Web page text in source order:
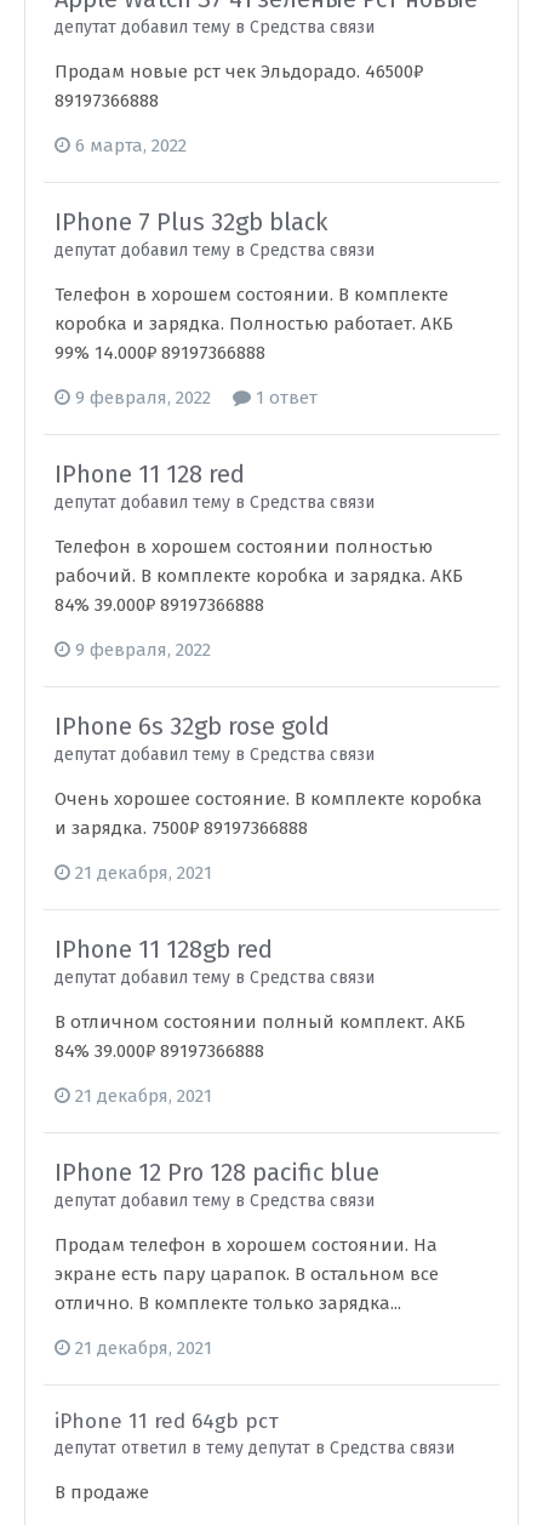
депутат добавил тему в Средства связи
Продам новые рст чек Эльдорадо. 46500₽
89197366888
6 марта, 2022
IPhone 7 Plus 32gb black
депутат добавил тему в Средства связи
Телефон в хорошем состоянии. В комплекте
коробка и зарядка. Полностью работает. АКБ
99% 14.000₽ 89197366888
9 февраля, 2022 1 ответ
IPhone 11 128 red
депутат добавил тему в Средства связи
Телефон в хорошем состоянии полностью
рабочий. В комплекте коробка и зарядка. АКБ
84% 39.000₽ 89197366888
9 февраля, 2022
IPhone 6s 32gb rose gold
депутат добавил тему в Средства связи
Очень хорошее состояние. В комплекте коробка
и зарядка. 7500₽ 89197366888
21 декабря, 2021
IPhone 11 128gb red
депутат добавил тему в Средства связи
В отличном состоянии полный комплект. АКБ
84% 39.000₽ 89197366888
21 декабря, 2021
IPhone 12 Pro 128 pacific blue
депутат добавил тему в Средства связи
Продам телефон в хорошем состоянии. На
экране есть пару царапок. В остальном все
отлично. В комплекте только зарядка...
21 декабря, 2021
iPhone 11 red 64gb рст
депутат ответил в тему депутат в Средства связи
В продаже